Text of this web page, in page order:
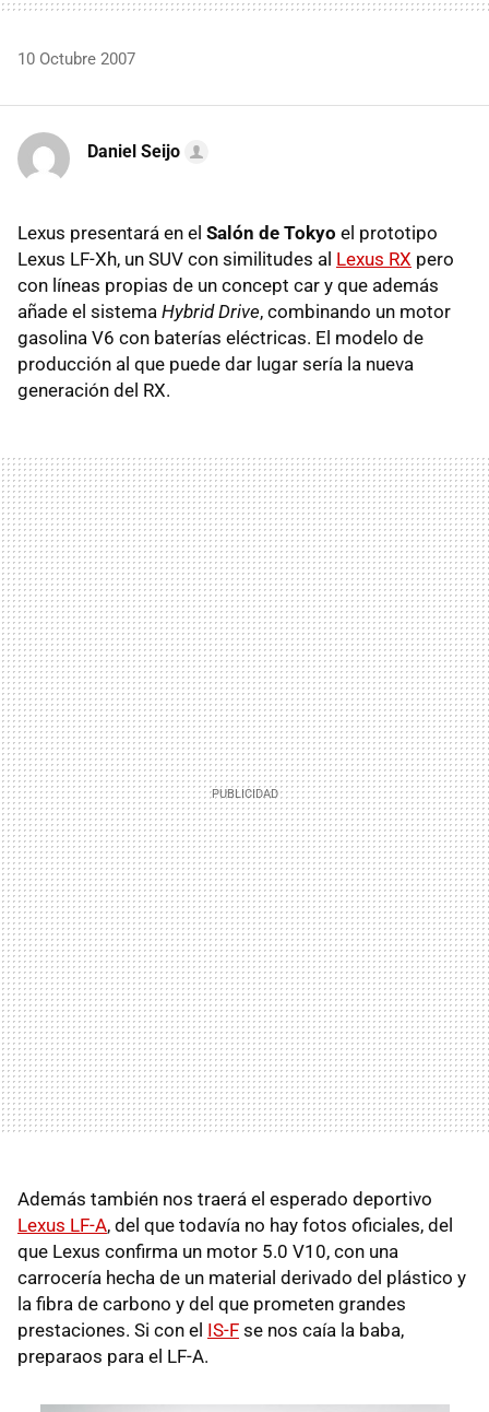
10 Octubre 2007
Daniel Seijo
Lexus presentará en el Salón de Tokyo el prototipo
Lexus LF-Xh, un SUV con similitudes al Lexus RX pero
con líneas propias de un concept car y que además
añade el sistema Hybrid Drive, combinando un motor
gasolina V6 con baterías eléctricas. El modelo de
producción al que puede dar lugar sería la nueva
generación del RX.
Además también nos traerá el esperado deportivo
Lexus LF-A, del que todavía no hay fotos oficiales, del
que Lexus confirma un motor 5.0 V10, con una
carrocería hecha de un material derivado del plástico y
la fibra de carbono y del que prometen grandes
prestaciones. Si con el IS-F se nos caía la baba,
preparaos para el LF-A.